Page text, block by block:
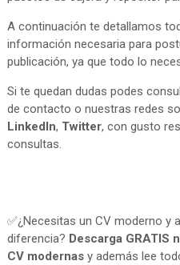
A continuación te detallamos
información necesaria para
publicación, ya que todo lo
Si te quedan dudas podes
de contacto o nuestras redes
LinkedIn, Twitter, con gusto
consultas.
✅¿Necesitas un CV moderno y
diferencia? Descarga GRATIS
CV modernasy además lee